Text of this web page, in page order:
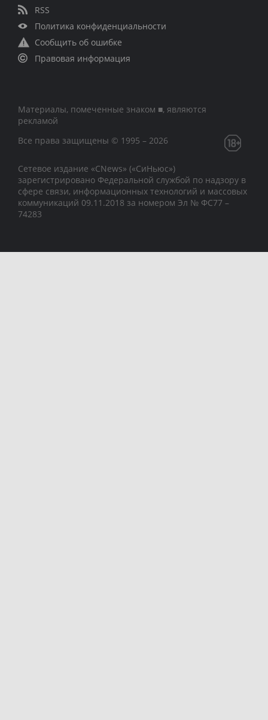
RSS
Политика конфиденциальности
Сообщить об ошибке
Правовая информация
Материалы, помеченные знаком ■, являются
рекламой
Все права защищены © 1995 – 2026
Сетевое издание «CNews» («СиНьюс»)
зарегистрировано Федеральной службой по надзору в
сфере связи, информационных технологий и массовых
коммуникаций 09.11.2018 за номером Эл № ФС77 –
74283